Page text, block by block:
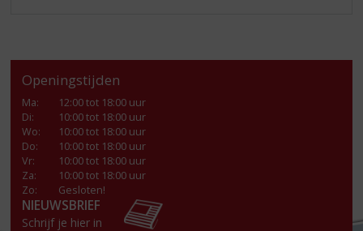
Openingstijden
Ma:
12:00 tot 18:00 uur
Di:
10:00 tot 18:00 uur
Wo:
10:00 tot 18:00 uur
Do:
10:00 tot 18:00 uur
Vr:
10:00 tot 18:00 uur
Za:
10:00 tot 18:00 uur
Zo:
Gesloten!
NIEUWSBRIEF
Schrijf je hier in